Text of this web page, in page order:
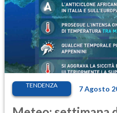
TENDENZA 7 Agosto